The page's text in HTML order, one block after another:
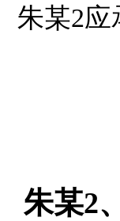
朱某2
朱某2